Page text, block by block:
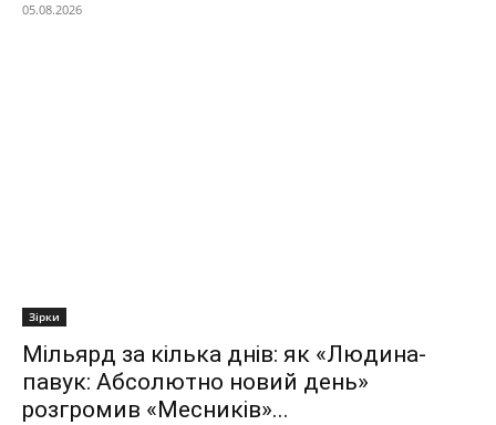
05.08.2026
Зірки
Мільярд за кілька днів: як «Людина-
павук: Абсолютно новий день»
розгромив «Месників»...